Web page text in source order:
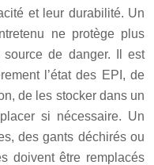
et leur durabilité. Un
ne protège plus
source de danger. Il est
l’état des EPI, de
de les stocker dans un
si nécessaire. Un
des gants déchirés ou
doivent être remplacés